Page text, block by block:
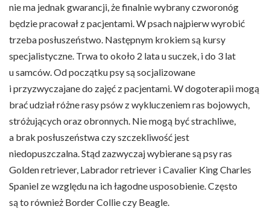
nie ma jednak gwarancji, że finalnie wybrany czworonóg
będzie pracował z pacjentami. W psach najpierw wyrobić
trzeba posłuszeństwo. Następnym krokiem są kursy
specjalistyczne. Trwa to około 2 lata u suczek, i do 3 lat
u samców. Od początku psy są socjalizowane
i przyzwyczajane do zajęć z pacjentami. W dogoterapii mogą
brać udział różne rasy psów z wykluczeniem ras bojowych,
stróżujących oraz obronnych. Nie mogą być strachliwe,
a brak posłuszeństwa czy szczekliwość jest
niedopuszczalna. Stąd zazwyczaj wybierane są psy ras
Golden retriever, Labrador retriever i Cavalier King Charles
Spaniel ze względu na ich łagodne usposobienie. Często
są to również Border Collie czy Beagle.